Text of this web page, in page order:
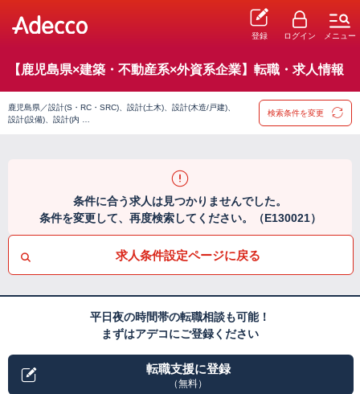
登録 ログイン メニュー
【鹿児島県×建築・不動産系×外資系企業】転職・求人情報
鹿児島県／設計(S・RC・SRC)、設計(土木)、設計(木造/戸建)、
設計(設備)、設計(内 …
検索条件を変更
条件に合う求人は見つかりませんでした。
条件を変更して、再度検索してください。（E130021）
求人条件設定ページに戻る
平日夜の時間帯の転職相談も可能！
まずはアデコにご登録ください
転職支援に登録
（無料）